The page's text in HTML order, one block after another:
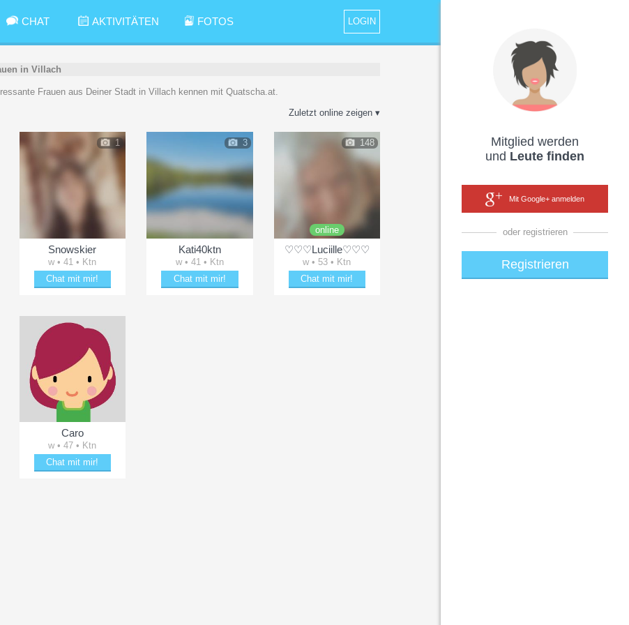
Mitglied werden
und Leute finden
Mit Google+ anmelden
oder registrieren
Registrieren
LOGIN
CHAT AKTIVITÄTEN FOTOS
in Villach
Frauen aus Deiner Stadt in Villach kennen mit Quatscha.at.
Zuletzt online zeigen ▾
1
Snowskier
w • 41 • Ktn
Chat mit mir!
3
Kati40ktn
w • 41 • Ktn
Chat mit mir!
148
online
♡♡♡Luciille♡♡♡
w • 53 • Ktn
Chat mit mir!
Caro
w • 47 • Ktn
Chat mit mir!